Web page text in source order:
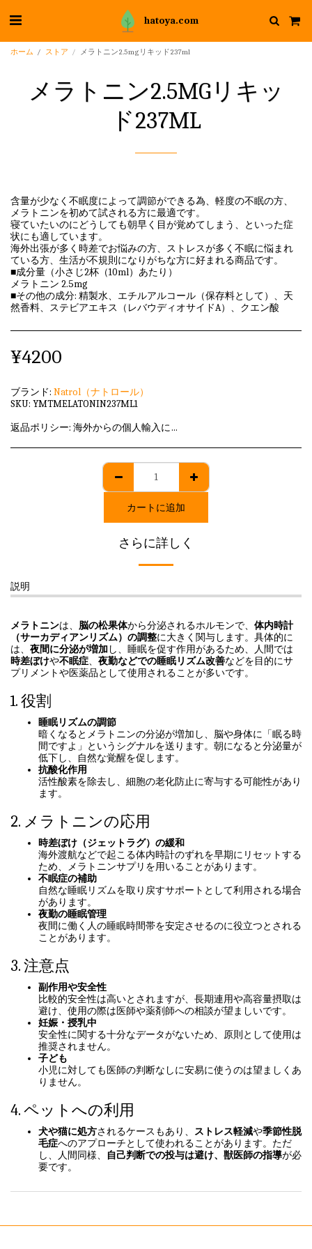
hatoya.com
ホーム ストア メラトニン2.5mgリキッド237ml
メラトニン2.5MGリキッ
ド237ML
含量が少なく不眠度によって調節ができる為、軽度の不眠の方、
メラトニンを初めて試される方に最適です。
寝ていたいのにどうしても朝早く目が覚めてしまう、といった症
状にも適しています。
海外出張が多く時差でお悩みの方、ストレスが多く不眠に悩まれ
ている方、生活が不規則になりがちな方に好まれる商品です。
■成分量（小さじ2杯（10ml）あたり）
メラトニン 2.5mg
■その他の成分: 精製水、エチルアルコール（保存料として）、天
然香料、ステビアエキス（レバウディオサイドA）、クエン酸
¥4200
ブランド: Natrol（ナトロール）
SKU: YMTMELATONIN237ML1
返品ポリシー: 海外からの個人輸入に該当しますため、発送後のキャンセル・返品はいずれも承れません。
カートに追加
さらに詳しく
説明
メラトニンは、 脳の松果体から分泌されるホルモンで、 体内時計
（サーカディアンリズム）の調整に大きく関与します。具体的に
は、 夜間に分泌が増加し、睡眠を促す作用があるため、人間では
時差ぼけや不眠症、 夜勤などでの睡眠リズム改善などを目的にサ
プリメントや医薬品として使用されることが多いです。
1. 役割
睡眠リズムの調節
暗くなるとメラトニンの分泌が増加し、脳や身体に「眠る時
間ですよ」というシグナルを送ります。朝になると分泌量が
低下し、自然な覚醒を促します。
抗酸化作用
活性酸素を除去し、細胞の老化防止に寄与する可能性があり
ます。
2. メラトニンの応用
時差ぼけ（ジェットラグ）の緩和
海外渡航などで起こる体内時計のずれを早期にリセットする
ため、メラトニンサプリを用いることがあります。
不眠症の補助
自然な睡眠リズムを取り戻すサポートとして利用される場合
があります。
夜勤の睡眠管理
夜間に働く人の睡眠時間帯を安定させるのに役立つとされる
ことがあります。
3. 注意点
副作用や安全性
比較的安全性は高いとされますが、長期連用や高容量摂取は
避け、使用の際は医師や薬剤師への相談が望ましいです。
妊娠・授乳中
安全性に関する十分なデータがないため、原則として使用は
推奨されません。
子ども
小児に対しても医師の判断なしに安易に使うのは望ましくあ
りません。
4. ペットへの利用
犬や猫に処方されるケースもあり、 ストレス軽減や季節性脱
毛症へのアプローチとして使われることがあります。ただ
し、人間同様、
自己判断での投与は避け、獣医師の指導が必
要です。